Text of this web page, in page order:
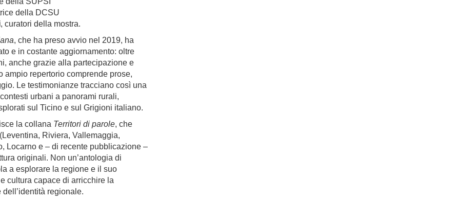
della DCSU
, curatori della mostra.
, che ha preso avvio nel 2019, ha
e in costante aggiornamento: oltre
anche grazie alla partecipazione e
repertorio comprende prose,
Le testimonianze tracciano così una
urbani a panorami rurali,
sul Ticino e sul Grigioni italiano.
la collana Territori di parole, che
Riviera, Vallemaggia,
Locarno e – di recente pubblicazione –
originali. Non un’antologia di
a esplorare la regione e il suo
cultura capace di arricchire la
regionale.